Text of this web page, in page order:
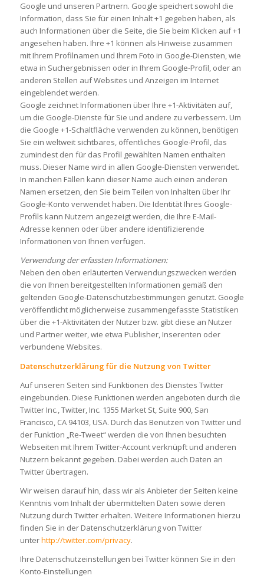
Google und unseren Partnern. Google speichert sowohl die
Information, dass Sie für einen Inhalt +1 gegeben haben, als
auch Informationen über die Seite, die Sie beim Klicken auf +1
angesehen haben. Ihre +1 können als Hinweise zusammen
mit Ihrem Profilnamen und Ihrem Foto in Google-Diensten, wie
etwa in Suchergebnissen oder in Ihrem Google-Profil, oder an
anderen Stellen auf Websites und Anzeigen im Internet
eingeblendet werden.
Google zeichnet Informationen über Ihre +1-Aktivitäten auf,
um die Google-Dienste für Sie und andere zu verbessern. Um
die Google +1-Schaltfläche verwenden zu können, benötigen
Sie ein weltweit sichtbares, öffentliches Google-Profil, das
zumindest den für das Profil gewählten Namen enthalten
muss. Dieser Name wird in allen Google-Diensten verwendet.
In manchen Fällen kann dieser Name auch einen anderen
Namen ersetzen, den Sie beim Teilen von Inhalten über Ihr
Google-Konto verwendet haben. Die Identität Ihres Google-
Profils kann Nutzern angezeigt werden, die Ihre E-Mail-
Adresse kennen oder über andere identifizierende
Informationen von Ihnen verfügen.
Verwendung der erfassten Informationen:
Neben den oben erläuterten Verwendungszwecken werden
die von Ihnen bereitgestellten Informationen gemäß den
geltenden Google-Datenschutzbestimmungen genutzt. Google
veröffentlicht möglicherweise zusammengefasste Statistiken
über die +1-Aktivitäten der Nutzer bzw. gibt diese an Nutzer
und Partner weiter, wie etwa Publisher, Inserenten oder
verbundene Websites.
Datenschutzerklärung für die Nutzung von Twitter
Auf unseren Seiten sind Funktionen des Dienstes Twitter
eingebunden. Diese Funktionen werden angeboten durch die
Twitter Inc., Twitter, Inc. 1355 Market St, Suite 900, San
Francisco, CA 94103, USA. Durch das Benutzen von Twitter und
der Funktion „Re-Tweet“ werden die von Ihnen besuchten
Webseiten mit Ihrem Twitter-Account verknüpft und anderen
Nutzern bekannt gegeben. Dabei werden auch Daten an
Twitter übertragen.
Wir weisen darauf hin, dass wir als Anbieter der Seiten keine
Kenntnis vom Inhalt der übermittelten Daten sowie deren
Nutzung durch Twitter erhalten. Weitere Informationen hierzu
finden Sie in der Datenschutzerklärung von Twitter
unterhttp://twitter.com/privacy.
Ihre Datenschutzeinstellungen bei Twitter können Sie in den
Konto-Einstellungen